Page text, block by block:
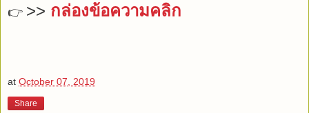
👉 >> กล่องข้อความคลิก
at October 07, 2019
Share